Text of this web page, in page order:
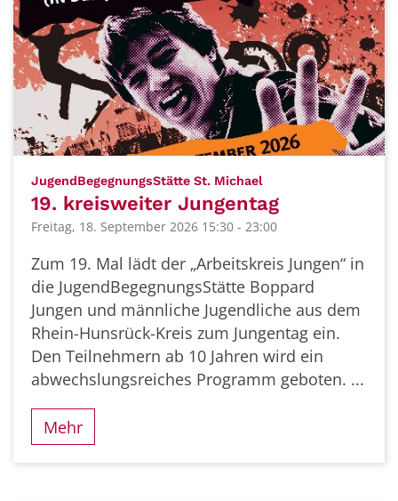
JugendBegegnungsStätte St. Michael
19. kreisweiter Jungentag
Freitag, 18. September 2026 15:30 - 23:00
Zum 19. Mal lädt der „Arbeitskreis Jungen“ in
die JugendBegegnungsStätte Boppard
Jungen und männliche Jugendliche aus dem
Rhein-Hunsrück-Kreis zum Jungentag ein.
Den Teilnehmern ab 10 Jahren wird ein
abwechslungsreiches Programm geboten. ...
Mehr